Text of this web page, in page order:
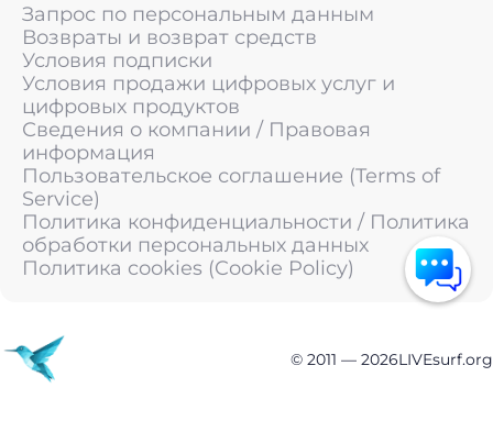
Запрос по персональным данным
Возвраты и возврат средств
Условия подписки
Условия продажи цифровых услуг и
цифровых продуктов
Сведения о компании / Правовая
информация
Пользовательское соглашение (Terms of
Service)
Политика конфиденциальности / Политика
обработки персональных данных
Политика cookies (Cookie Policy)
© 2011 — 2026LIVEsurf.org